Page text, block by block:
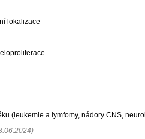
lokalizace
(leukemie a lymfomy, nádory CNS,